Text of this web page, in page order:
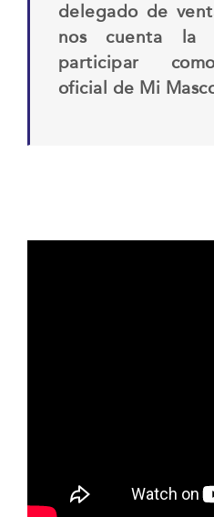
delegado de
nos cuenta la
participar
oficial de Mi